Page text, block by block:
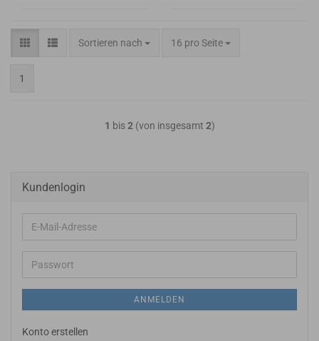
Sortieren nach
Sortieren nach 16 pro Seite
pro Seite
1
1 bis2 (von insgesamt 2)
Kundenlogin
E-
Mail-
Adresse
Passwort
ANMELDEN
Konto erstellen